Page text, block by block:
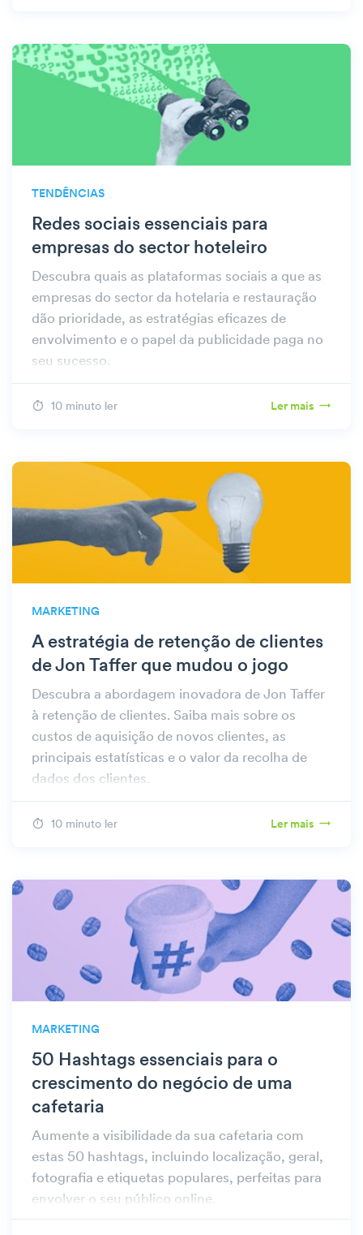
TENDÊNCIAS
Redes sociais essenciais para
empresas do sector hoteleiro
Descubra quais as plataformas sociais a que as
empresas do sector da hotelaria e restauração
dão prioridade, as estratégias eficazes de
envolvimento e o papel da publicidade paga no
seu sucesso.
10 minuto ler Ler mais
MARKETING
A estratégia de retenção de clientes
de Jon Taffer que mudou o jogo
Descubra a abordagem inovadora de Jon Taffer
à retenção de clientes. Saiba mais sobre os
custos de aquisição de novos clientes, as
principais estatísticas e o valor da recolha de
dados dos clientes.
10 minuto ler Ler mais
MARKETING
50 Hashtags essenciais para o
crescimento do negócio de uma
cafetaria
Aumente a visibilidade da sua cafetaria com
estas 50 hashtags, incluindo localização, geral,
fotografia e etiquetas populares, perfeitas para
envolver o seu público online.